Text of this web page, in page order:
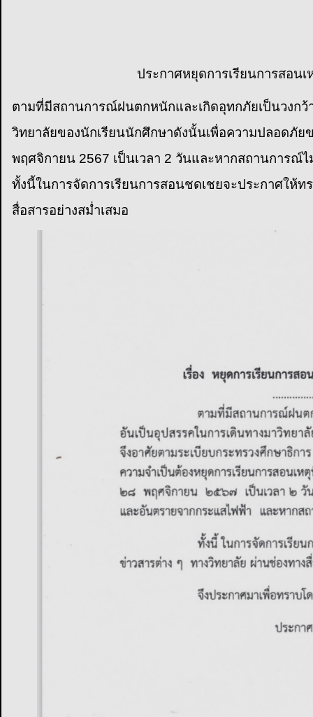
ประกาศหยุดการเรียนการสอน
ตามที่มีสถานการณ์ฝนตกหนักและเกิดอุทกภัยเป็นวงกว้
วิทยาลัยของนักเรียนนักศึกษาดังนั้นเพื่อความปลอดภัย
พฤศจิกายน 2567 เป็นเวลา 2 วันและหากสถานการณ์
ทั้งนี้ในการจัดการเรียนการสอนชดเชยจะประกาศให้
สื่อสารอย่างสม่ำเสมอ